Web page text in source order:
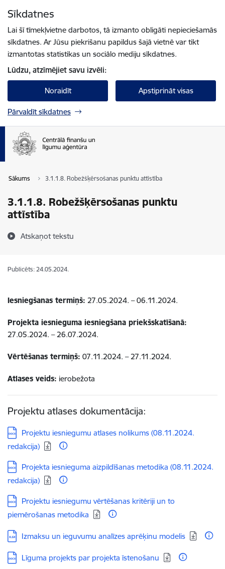
Sīkdatnes
Lai šī tīmekļvietne darbotos, tā izmanto obligāti nepieciešamās
sīkdatnes. Ar Jūsu piekrišanu papildus šajā vietnē var tikt
izmantotas statistikas un sociālo mediju sīkdatnes.
Lūdzu, atzīmējiet savu izvēli:
Noraidīt Apstiprināt visas
Pārvaldīt sīkdatnes
Sākums 3.1.1.8. Robežšķērsošanas punktu attīstība
3.1.1.8. Robežšķērsošanas punktu
attīstība
Atskaņot tekstu
Publicēts: 24.05.2024.
Iesniegšanas termiņš: 27.05.2024. – 06.11.2024.
Projekta iesnieguma iesniegšana priekšskatīšanā:
27.05.2024. – 26.07.2024.
Vērtēšanas termiņš: 07.11.2024. – 27.11.2024.
Atlases veids: ierobežota
Projektu atlases dokumentācija:
Lejupielādēt:
Projektu iesniegumu atlases nolikums (08.11.2024.
redakcija)
Lejupielādēt:
Projekta iesnieguma aizpildīšanas metodika (08.11.2024.
redakcija)
Lejupielādēt:
Projektu iesniegumu vērtēšanas kritēriji un to
piemērošanas metodika
Lejupielādēt:
Izmaksu un ieguvumu analīzes aprēķinu modelis
Lejupielādēt:
Līguma projekts par projekta īstenošanu